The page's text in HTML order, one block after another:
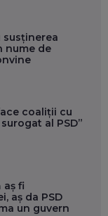
susținerea
nume de
coaliții cu
al PSD”
aș fi
aș da PSD
un guvern